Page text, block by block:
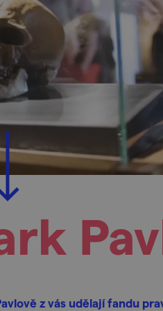
z vás udělají fandu